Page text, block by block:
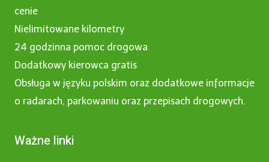
cenie
Nielimitowane kilometry
24 godzinna pomoc drogowa
Dodatkowy kierowca gratis
Obsługa w języku polskim oraz dodatkowe informacje
o radarach, parkowaniu oraz przepisach drogowych.
Ważne linki